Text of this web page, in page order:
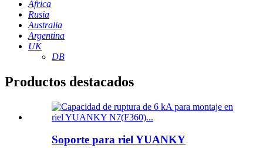
África
Rusia
Australia
Argentina
UK
DB
Productos destacados
Soporte para riel YUANKY